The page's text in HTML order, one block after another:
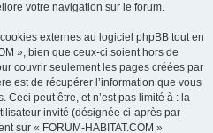
votre navigation sur le forum.
externes au logiciel phpBB tout en
», bien que ceux-ci soient hors de
couvrir seulement les pages créées par
est de récupérer l’information que vous
Ceci peut être, et n’est pas limité à : la
invité (désignée ci-après par
sur « FORUM-HABITAT.COM »